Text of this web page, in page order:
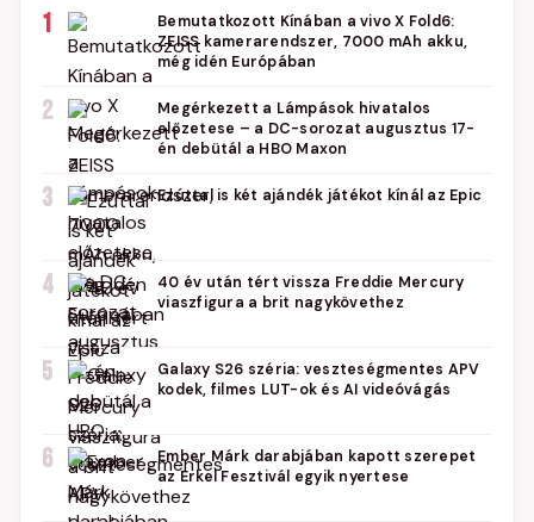
1
Bemutatkozott Kínában a vivo X Fold6:
ZEISS kamerarendszer, 7000 mAh akku,
még idén Európában
2
Megérkezett a Lámpások hivatalos
előzetese – a DC-sorozat augusztus 17-
én debütál a HBO Maxon
3 Ezúttal is két ajándék játékot kínál az Epic
4
40 év után tért vissza Freddie Mercury
viaszfigura a brit nagykövethez
5
Galaxy S26 széria: veszteségmentes APV
kodek, filmes LUT-ok és AI videóvágás
6
Ember Márk darabjában kapott szerepet
az Erkel Fesztivál egyik nyertese